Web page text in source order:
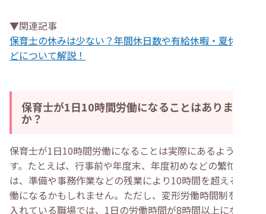
▼関連記事
保育士の休みは少ない？年間休日数や有給休暇・夏休みな
どについて解説！
保育士が1日10時間労働になることはあります
か？
保育士が1日10時間労働になることは実際にあるようで
す。たとえば、行事前や年度末、年度初めなどの繁忙期
は、準備や事務作業などの残業により10時間を超える労
働になるかもしれません。ただし、変形労働時間制を取り
入れている職場では、1日の労働時間が8時間以上になる